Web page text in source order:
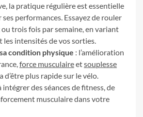
la pratique régulière est essentielle
performances. Essayez de rouler
trois fois par semaine, en variant
les intensités de vos sorties.
condition physique : l’amélioration
force musculaireetsouplesse
d’être plus rapide sur le vélo.
intégrer des séances de fitness, de
musculaire dans votre